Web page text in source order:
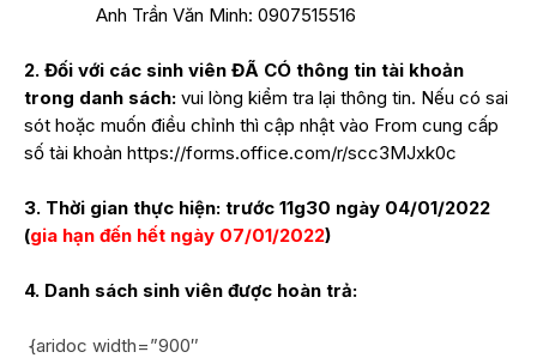
Anh Trần Văn Minh: 0907515516
2. Đối với các sinh viên ĐÃ CÓ thông tin tài khoản
trong danh sách: vui lòng kiểm tra lại thông tin. Nếu có sai
sót hoặc muốn điều chỉnh thì cập nhật vào From cung cấp
số tài khoản https://forms.office.com/r/scc3MJxk0c
3. Thời gian thực hiện: trước 11g30 ngày 04/01/2022
(gia hạn đến hết ngày 07/01/2022)
4. Danh sách sinh viên được hoàn trả:
{aridoc width=”900″